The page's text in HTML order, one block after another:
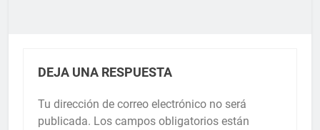
DEJA UNA RESPUESTA
Tu dirección de correo electrónico no será
publicada. Los campos obligatorios están